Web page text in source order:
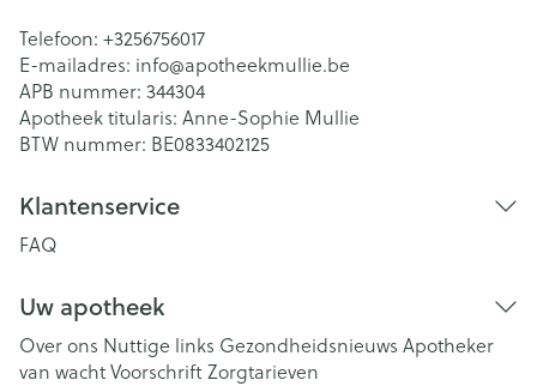
Telefoon: +3256756017
E-mailadres: info@apotheekmullie.be
APB nummer: 344304
Apotheek titularis: Anne-Sophie Mullie
BTW nummer: BE0833402125
Klantenservice
FAQ
Uw apotheek
Over ons Nuttige links Gezondheidsnieuws Apotheker
van wachtVoorschriftZorgtarieven